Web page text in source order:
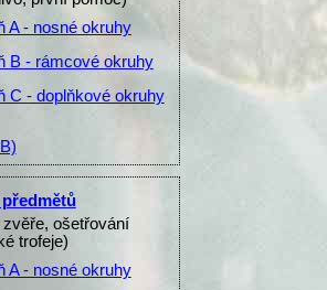
A - nosné okruhy
B - rámcové okruhy
C - doplňkové okruhy
ošetřování
trofeje)
A - nosné okruhy